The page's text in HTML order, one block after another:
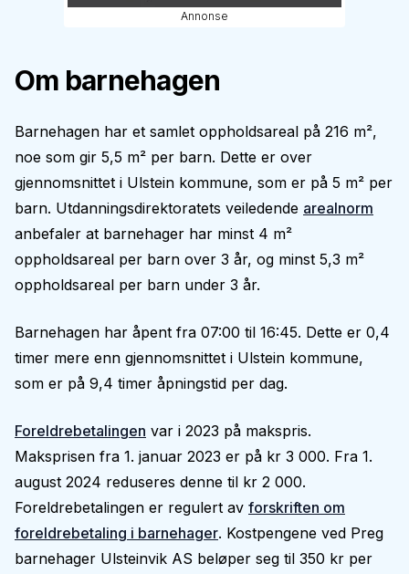
Annonse
Om barnehagen
Barnehagen har et samlet oppholdsareal på 216 m²,
noe som gir 5,5 m² per barn. Dette er over
gjennomsnittet i Ulstein kommune, som er på 5 m² per
barn. Utdanningsdirektoratets veiledende arealnorm
anbefaler at barnehager har minst 4 m²
oppholdsareal per barn over 3 år, og minst 5,3 m²
oppholdsareal per barn under 3 år.
Barnehagen har åpent fra 07:00 til 16:45. Dette er 0,4
timer mere enn gjennomsnittet i Ulstein kommune,
som er på 9,4 timer åpningstid per dag.
Foreldrebetalingen var i 2023 på makspris.
Maksprisen fra 1. januar 2023 er på kr 3 000. Fra 1.
august 2024 reduseres denne til kr 2 000.
Foreldrebetalingen er regulert av forskriften om
foreldrebetaling i barnehager. Kostpengene ved Preg
barnehager Ulsteinvik AS beløper seg til 350 kr per